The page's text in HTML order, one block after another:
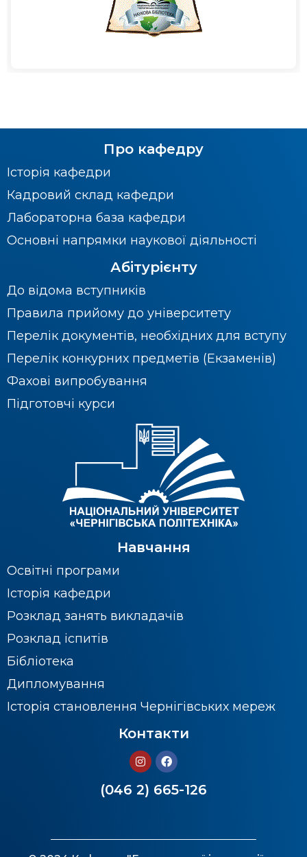
Про кафедру
Історія кафедри
Кадровий склад кафедри
Лабораторна база кафедри
Основні напрямки наукової діяльності
Абітурієнту
До відома вступників
Правила прийому до університету
Перелік документів, необхідних для вступу
Перелік конкурних предметів (Екзаменів)
Фахові випробування
Підготовчі курси
Навчання
Освітні програми
Історія кафедри
Розклад занять викладачів
Розклад іспитів
Бібліотека
Дипломування
Історія становлення Чернігівських мереж
Контакти
(046 2) 665-126